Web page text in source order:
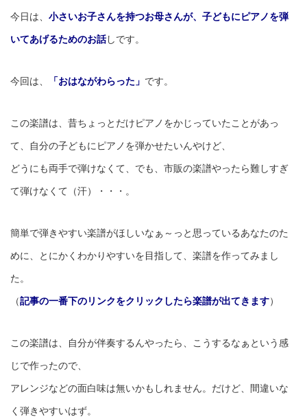
今日は、 小さいお子さんを持つお母さんが、子どもにピアノを弾
いてあげるためのお話しです。
今回は、 「おはながわらった」 です。
この楽譜は、昔ちょっとだけピアノをかじっていたことがあっ
て、自分の子どもにピアノを弾かせたいんやけど、
どうにも両手で弾けなくて、でも、市販の楽譜やったら難しすぎ
て弾けなくて（汗）・・・。
簡単で弾きやすい楽譜がほしいなぁ～っと思っているあなたのた
めに、とにかくわかりやすいを目指して、楽譜を作ってみまし
た。
（記事の一番下のリンクをクリックしたら楽譜が出てきます）
この楽譜は、自分が伴奏するんやったら、こうするなぁという感
じで作ったので、
アレンジなどの面白味は無いかもしれません。だけど、間違いな
く弾きやすいはず。